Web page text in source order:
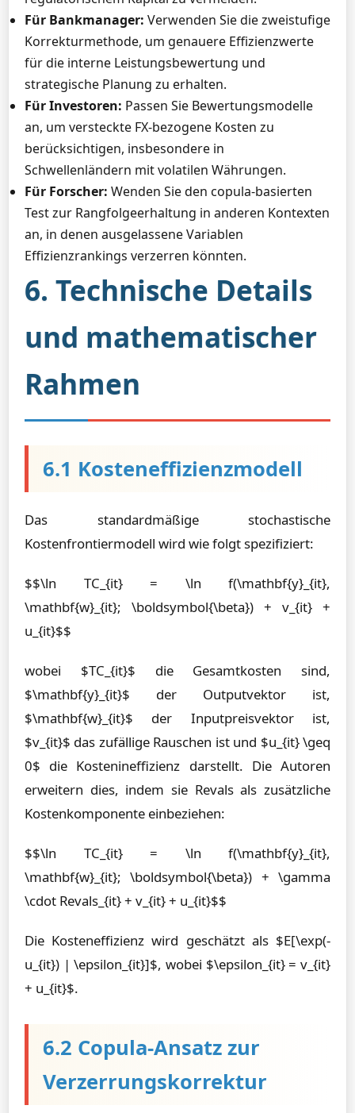
Für Bankmanager: Verwenden Sie die zweistufige
Korrekturmethode, um genauere Effizienzwerte
für die interne Leistungsbewertung und
strategische Planung zu erhalten.
Für Investoren: Passen Sie Bewertungsmodelle
an, um versteckte FX-bezogene Kosten zu
berücksichtigen, insbesondere in
Schwellenländern mit volatilen Währungen.
Für Forscher: Wenden Sie den copula-basierten
Test zur Rangfolgeerhaltung in anderen Kontexten
an, in denen ausgelassene Variablen
Effizienzrankings verzerren könnten.
6. Technische Details
und mathematischer
Rahmen
6.1 Kosteneffizienzmodell
Das standardmäßige stochastische
Kostenfrontiermodell wird wie folgt spezifiziert:
$$\ln TC_{it} = \ln f(\mathbf{y}_{it},
\mathbf{w}_{it}; \boldsymbol{\beta}) + v_{it} +
u_{it}$$
wobei $TC_{it}$ die Gesamtkosten sind,
$\mathbf{y}_{it}$ der Outputvektor ist,
$\mathbf{w}_{it}$ der Inputpreisvektor ist,
$v_{it}$ das zufällige Rauschen ist und $u_{it} \geq
0$ die Kostenineffizienz darstellt. Die Autoren
erweitern dies, indem sie Revals als zusätzliche
Kostenkomponente einbeziehen:
$$\ln TC_{it} = \ln f(\mathbf{y}_{it},
\mathbf{w}_{it}; \boldsymbol{\beta}) + \gamma
\cdot Revals_{it} + v_{it} + u_{it}$$
Die Kosteneffizienz wird geschätzt als $E[\exp(-
u_{it}) | \epsilon_{it}]$, wobei $\epsilon_{it} = v_{it}
+ u_{it}$.
6.2 Copula-Ansatz zur
Verzerrungskorrektur